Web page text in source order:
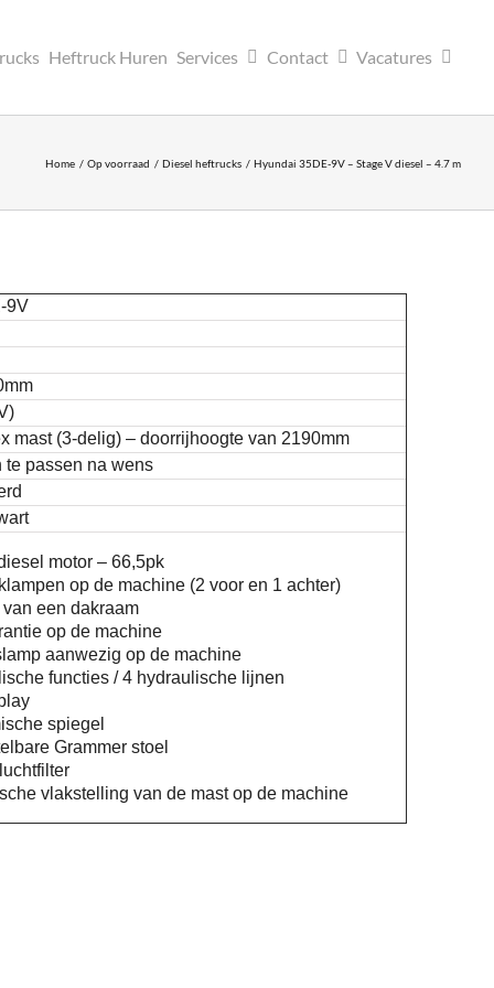
Heftruck Huren Services Contact Vacatures
Home Op voorraad Diesel heftrucks Hyundai 35DE-9V – Stage V diesel – 4.7 m
9V
mast (3-delig) – doorrijhoogte van 2190mm
te passen na wens
motor – 66,5pk
op de machine (2 voor en 1 achter)
een dakraam
op de machine
aanwezig op de machine
functies / 4 hydraulische lijnen
spiegel
Grammer stoel
vlakstelling van de mast op de machine